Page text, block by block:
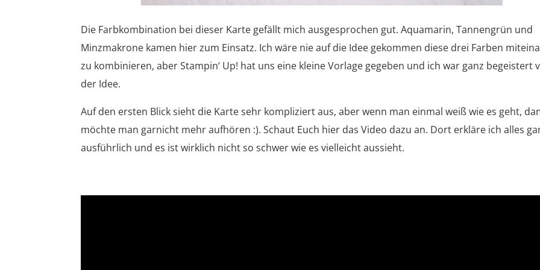
Die Farbkombination bei dieser Karte gefällt mich ausgesprochen gut. Aquamarin, Tannengrün und
Minzmakrone kamen hier zum Einsatz. Ich wäre nie auf die Idee gekommen diese drei Farben
zu kombinieren, aber Stampin‘ Up! hat uns eine kleine Vorlage gegeben und ich war ganz begeistert
der Idee.
Auf den ersten Blick sieht die Karte sehr kompliziert aus, aber wenn man einmal weiß wie es geht,
möchte man garnicht mehr aufhören :). Schaut Euch hier das Video dazu an. Dort erkläre ich alles
ausführlich und es ist wirklich nicht so schwer wie es vielleicht aussieht.